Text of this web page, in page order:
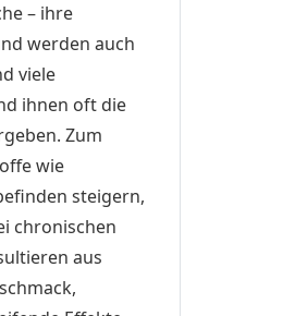
– ihre
werden auch
viele
ihnen oft die
Zum
wie
steigern,
chronischen
aus